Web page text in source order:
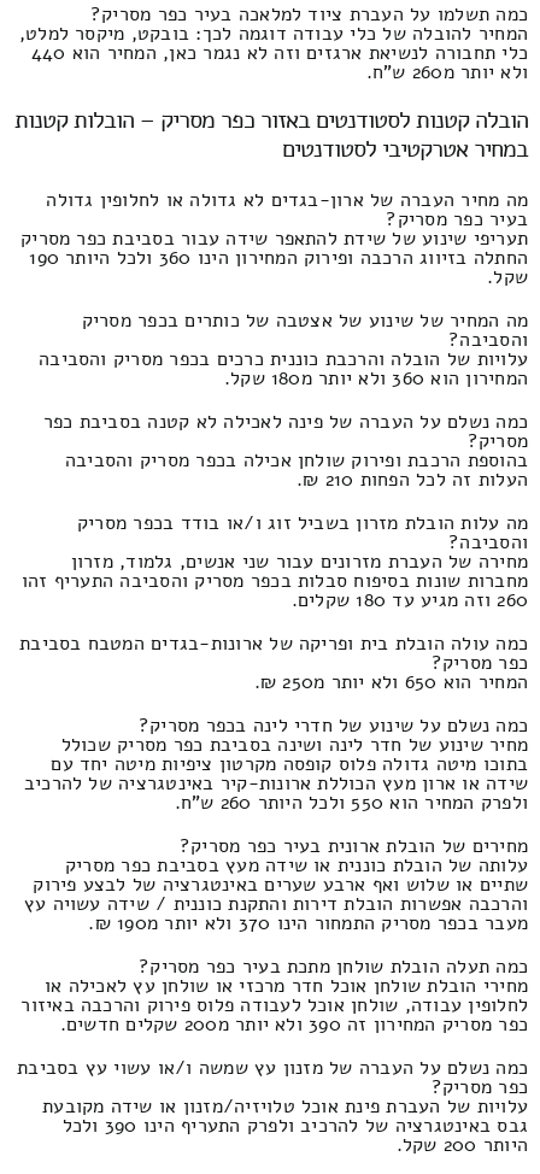
כמה תשלמו על העברת ציוד למלאכה בעיר כפר מסריק?
המחיר להובלה של כלי עבודה דוגמה לכך: בובקט, מיקסר למלט,
כלי תחבורה לנשיאת ארגזים וזה לא נגמר כאן, המחיר הוא 440
ולא יותר מ260 ש"ח.
הובלה קטנות לסטודנטים באזור כפר מסריק – הובלות קטנות
במחיר אטרקטיבי לסטודנטים
מה מחיר העברה של ארון-בגדים לא גדולה או לחלופין גדולה
בעיר כפר מסריק?
תעריפי שינוע של שידת להתאפר שידה עבור בסביבת כפר מסריק
החתלה בזיווג הרכבה ופירוק המחירון הינו 360 ולכל היותר 190
שקל.
מה המחיר של שינוע של אצטבה של כותרים בכפר מסריק
והסביבה?
עלויות של הובלה והרכבת כוננית כרכים בכפר מסריק והסביבה
המחירון הוא 360 ולא יותר מ180 שקל.
כמה נשלם על העברה של פינה לאכילה לא קטנה בסביבת כפר
מסריק?
בהוספת הרכבת ופירוק שולחן אכילה בכפר מסריק והסביבה
העלות זה לכל הפחות 210 ₪.
מה עלות הובלת מזרון בשביל זוג ו/או בודד בכפר מסריק
והסביבה?
מחירה של העברת מזרונים עבור שני אנשים, גלמוד, מזרון
מחברות שונות בסיפוח סבלות בכפר מסריק והסביבה התעריף זהו
260 וזה מגיע עד 180 שקלים.
כמה עולה הובלת בית ופריקה של ארונות-בגדים המטבח בסביבת
כפר מסריק?
המחיר הוא 650 ולא יותר מ250 ₪.
כמה נשלם על שינוע של חדרי לינה בכפר מסריק?
מחיר שינוע של חדר לינה ושינה בסביבת כפר מסריק שכולל
בתוכו מיטה גדולה פלוס קופסה מקרטון ציפיות מיטה יחד עם
שידה או ארון מעץ הכוללת ארונות-קיר באינטגרציה של להרכיב
ולפרק המחיר הוא 550 ולכל היותר 260 ש"ח.
מחירים של הובלת ארונית בעיר כפר מסריק?
עלותה של הובלת כוננית או שידה מעץ בסביבת כפר מסריק
שתיים או שלוש ואף ארבע שערים באינטגרציה של לבצע פירוק
והרכבה אפשרות הובלת דירות והתקנת כוננית / שידה עשויה עץ
מעבר בכפר מסריק התמחור הינו 370 ולא יותר מ190 ₪.
כמה תעלה הובלת שולחן מתכת בעיר כפר מסריק?
מחירי הובלת שולחן אוכל חדר מרכזי או שולחן עץ לאכילה או
לחלופין עבודה, שולחן אוכל לעבודה פלוס פירוק והרכבה באיזור
כפר מסריק המחירון זה 390 ולא יותר מ200 שקלים חדשים.
כמה נשלם על העברה של מזנון עץ שמשה ו/או עשוי עץ בסביבת
כפר מסריק?
עלויות של העברת פינת אוכל טלויזיה/מזנון או שידה מקובעת
גבס באינטגרציה של להרכיב ולפרק התעריף הינו 390 ולכל
היותר 200 שקל.